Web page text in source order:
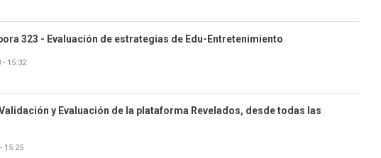
323 - Evaluación de estrategias de Edu-Entretenimiento
15:32
y Evaluación de la plataforma Revelados, desde todas las
15:25